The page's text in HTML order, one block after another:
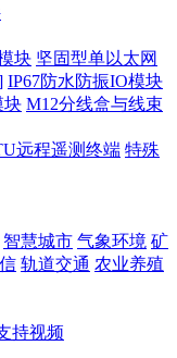
块 坚固型单以太网
IP67防水防振IO模块
块 M12分线盒与线束
远程遥测终端 特殊
智慧城市 气象环境 矿
轨道交通 农业养殖
持视频